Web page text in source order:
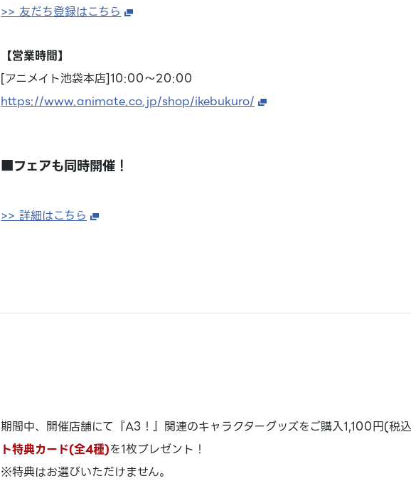
>> 友だち登録はこちら
【営業時間】
[アニメイト池袋本店]10:00～20:00
https://www.animate.co.jp/shop/ikebukuro/
■フェアも同時開催！
>> 詳細はこちら
期間中、開催店舗にて『A3！』関連のキャラクターグッズをご購入1,100円(税
ト特典カード(全4種)を1枚プレゼント！
※特典はお選びいただけません。